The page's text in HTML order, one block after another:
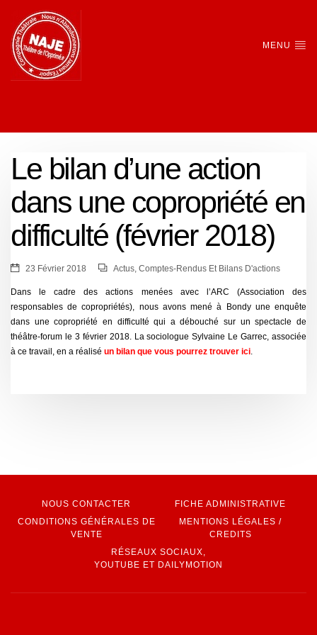
MENU
Le bilan d’une action
dans une copropriété en
difficulté (février 2018)
23 Février 2018 Actus ,Comptes-Rendus Et Bilans D'actions
Dans le cadre des actions menées avec l’ARC (Association des
responsables de copropriétés), nous avons mené à Bondy une enquête
dans une copropriété en difficulté qui a débouché sur un spectacle de
théâtre-forum le 3 février 2018. La sociologue Sylvaine Le Garrec, associée
à ce travail, en a réalisé un bilan que vous pourrez trouver ici
NOUS CONTACTER
FICHE ADMINISTRATIVE
CONDITIONS GÉNÉRALES DE
VENTE
MENTIONS LÉGALES /
CREDITS
RÉSEAUX SOCIAUX,
YOUTUBE ET DAILYMOTION